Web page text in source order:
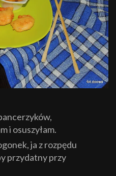
i osuszyłam.
ja z rozpędu
przydatny przy